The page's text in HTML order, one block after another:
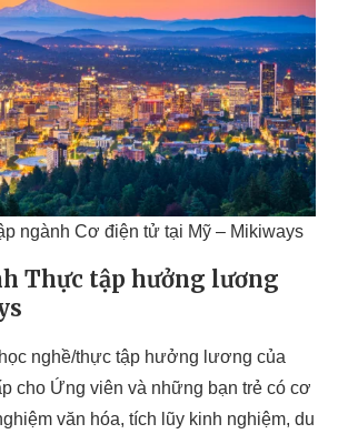
ngành Cơ điện tử tại Mỹ – Mikiways
Thực tập hưởng lương
nghề/thực tập hưởng lương của
cho Ứng viên và những bạn trẻ có cơ
văn hóa, tích lũy kinh nghiệm, du